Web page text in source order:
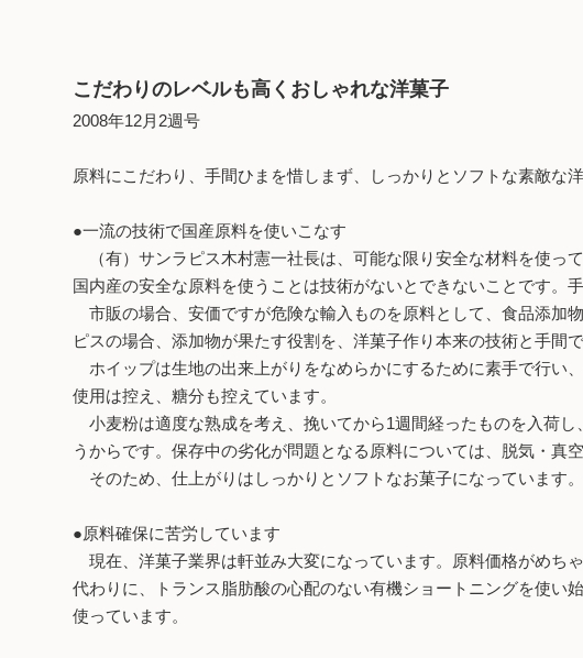
こだわりのレベルも高くおしゃれな洋菓子
2008年12月2週号
原料にこだわり、手間ひまを惜しまず、しっかりとソフトな素敵な
●一流の技術で国産原料を使いこなす
（有）サンラピス木村憲一社長は、可能な限り安全な材料を使っ
国内産の安全な原料を使うことは技術がないとできないことです。
市販の場合、安価ですが危険な輸入ものを原料として、食品添加
ピスの場合、添加物が果たす役割を、洋菓子作り本来の技術と手間
ホイップは生地の出来上がりをなめらかにするために素手で行い
使用は控え、糖分も控えています。
小麦粉は適度な熟成を考え、挽いてから1週間経ったものを入荷
うからです。保存中の劣化が問題となる原料については、脱気・真
そのため、仕上がりはしっかりとソフトなお菓子になっています
●原料確保に苦労しています
現在、洋菓子業界は軒並み大変になっています。原料価格がめち
代わりに、トランス脂肪酸の心配のない有機ショートニングを使い
使っています。